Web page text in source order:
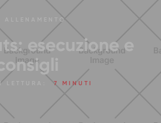
ALLENAMENTO
esecuzione e
consigli
LETTURA: 7 MINUTI